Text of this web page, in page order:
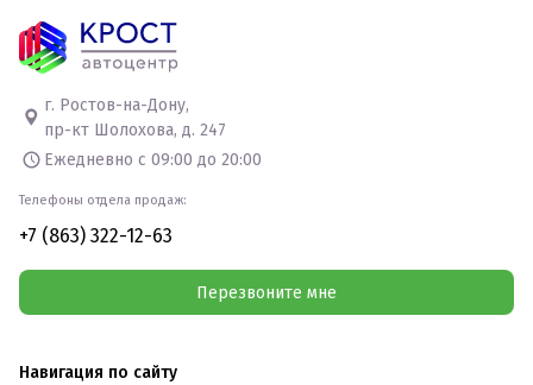
г. Ростов-на-Дону,
пр-кт Шолохова, д. 247
Ежедневно с 09:00 до 20:00
Телефоны отдела продаж:
+7 (863) 322-12-63
Перезвоните мне
Навигация по сайту